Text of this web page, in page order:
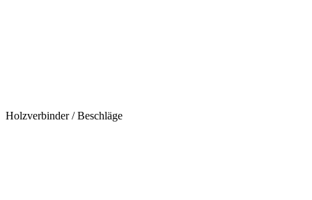
Holzverbinder / Beschläge